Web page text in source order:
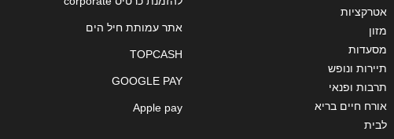
אטרקציות
מזון
מסעדות
תיירות ונופש
תרבות ופנאי
אורח חיים בריא
לבית
אתר עמותת חיל הים
TOPCASH
GOOGLE PAY
Apple pay